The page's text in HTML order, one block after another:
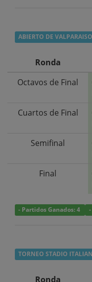
ABIERTO DE
Ronda
Octavos de Final
Cuartos de Final
Semifinal
Final
- Partidos Ganados: 4
TORNEO STADIO
Ronda